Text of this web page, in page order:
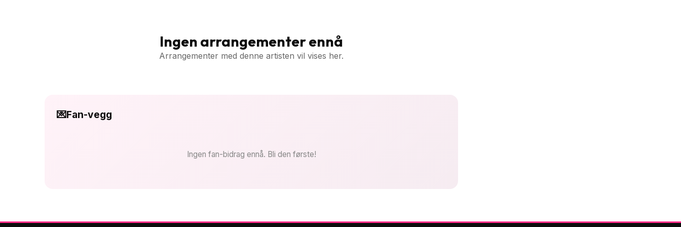
Ingen arrangementer ennå
Arrangementer med denne artisten vil vises her.
💌Fan-vegg
Ingen fan-bidrag ennå. Bli den første!